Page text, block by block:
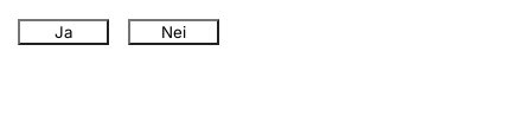
Ja Nei